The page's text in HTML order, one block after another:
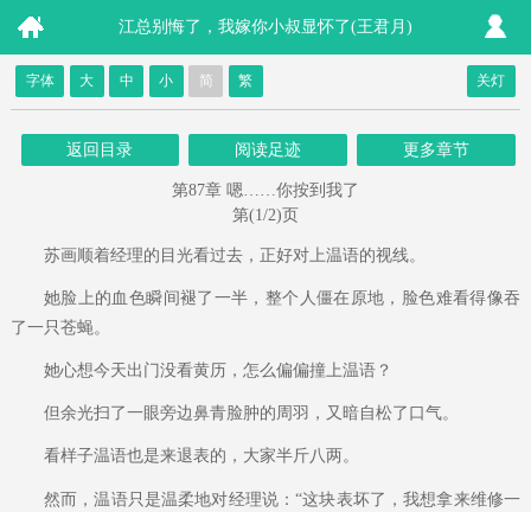
江总别悔了，我嫁你小叔显怀了(王君月)
字体 大 中 小 简 繁 关灯
返回目录 阅读足迹 更多章节
第87章 嗯……你按到我了
第(1/2)页
苏画顺着经理的目光看过去，正好对上温语的视线。
她脸上的血色瞬间褪了一半，整个人僵在原地，脸色难看得像吞
了一只苍蝇。
她心想今天出门没看黄历，怎么偏偏撞上温语？
但余光扫了一眼旁边鼻青脸肿的周羽，又暗自松了口气。
看样子温语也是来退表的，大家半斤八两。
然而，温语只是温柔地对经理说：“这块表坏了，我想拿来维修一